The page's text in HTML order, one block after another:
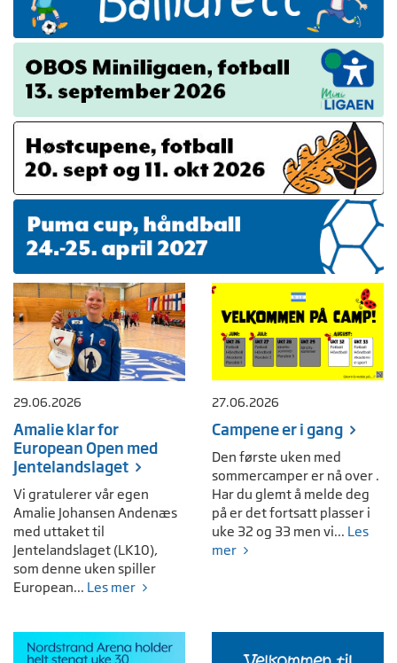
29.06.2026
Amalie klar for
European Open med
Jentelandslaget
Vi gratulerer vår egen
Amalie Johansen Andenæs
med uttaket til
Jentelandslaget (LK10),
som denne uken spiller
European... Les mer
27.06.2026
Campene er i gang
Den første uken med
sommercamper er nå over .
Har du glemt å melde deg
på er det fortsatt plasser i
uke 32 og 33 men vi... Les
mer